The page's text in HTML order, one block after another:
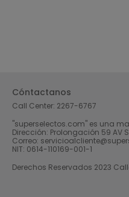
Cóntactanos
Call Center: 2267-6767
"superselectos.com" es una
Dirección: Prolongación 59 AV
Correo:
NIT: 0614-110169-001-1
Derechos Reservados 2023